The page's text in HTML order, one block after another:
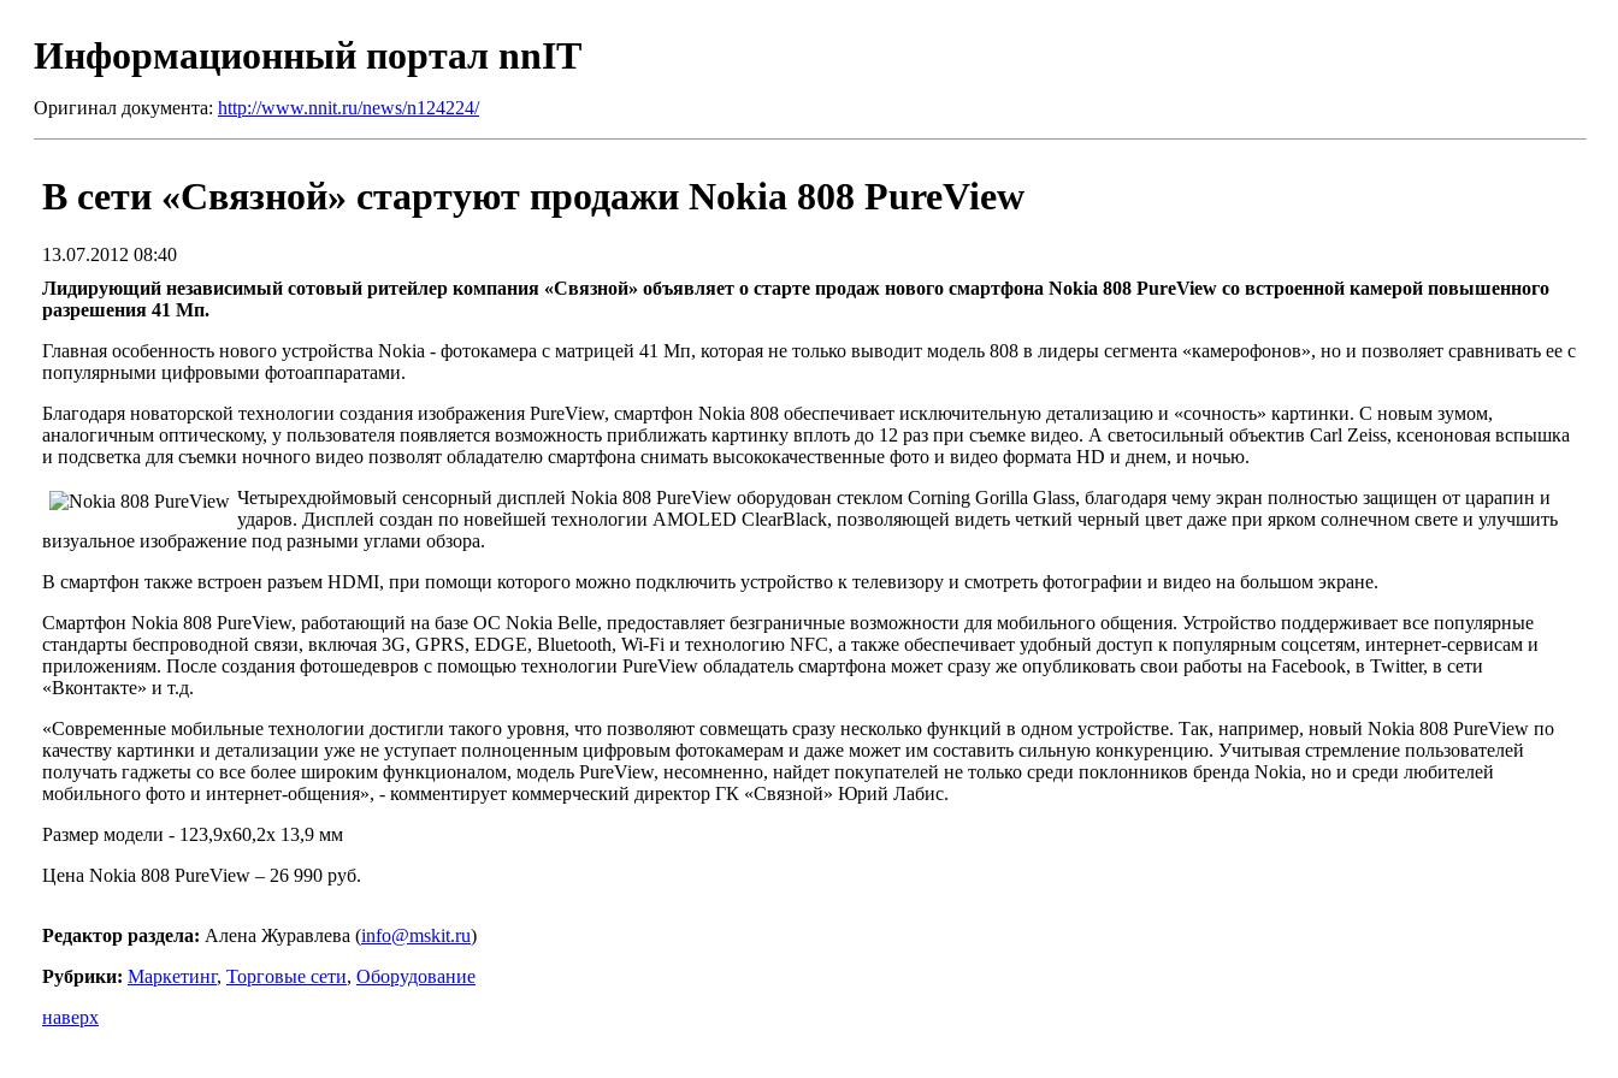
Информационный портал nnIT
Оригинал документа: http://www.nnit.ru/news/n124224/
В сети «Связной» стартуют продажи Nokia 808 PureView
13.07.2012 08:40
Лидирующий независимый сотовый ритейлер компания «Связной» объявляет о старте продаж нового смартфона Nokia 808 PureView со встроенной камерой повышенного
разрешения 41 Мп.
Главная особенность нового устройства Nokia - фотокамера с матрицей 41 Мп, которая не только выводит модель 808 в лидеры сегмента «камерофонов», но и позволяет сравнивать ее с
популярными цифровыми фотоаппаратами.
Благодаря новаторской технологии создания изображения PureView, смартфон Nokia 808 обеспечивает исключительную детализацию и «сочность» картинки. С новым зумом,
аналогичным оптическому, у пользователя появляется возможность приближать картинку вплоть до 12 раз при съемке видео. А светосильный объектив Carl Zeiss, ксеноновая вспышка
и подсветка для съемки ночного видео позволят обладателю смартфона снимать высококачественные фото и видео формата HD и днем, и ночью.
Четырехдюймовый сенсорный дисплей Nokia 808 PureView оборудован стеклом Corning Gorilla Glass, благодаря чему экран полностью защищен от царапин и
ударов. Дисплей создан по новейшей технологии AMOLED ClearBlack, позволяющей видеть четкий черный цвет даже при ярком солнечном свете и улучшить
визуальное изображение под разными углами обзора.
В смартфон также встроен разъем HDMI, при помощи которого можно подключить устройство к телевизору и смотреть фотографии и видео на большом экране.
Смартфон Nokia 808 PureView, работающий на базе ОС Nokia Belle, предоставляет безграничные возможности для мобильного общения. Устройство поддерживает все популярные
стандарты беспроводной связи, включая 3G, GPRS, EDGE, Bluetooth, Wi-Fi и технологию NFC, а также обеспечивает удобный доступ к популярным соцсетям, интернет-сервисам и
приложениям. После создания фотошедевров с помощью технологии PureView обладатель смартфона может сразу же опубликовать свои работы на Facebook, в Twitter, в сети
«Вконтакте» и т.д.
«Современные мобильные технологии достигли такого уровня, что позволяют совмещать сразу несколько функций в одном устройстве. Так, например, новый Nokia 808 PureView по
качеству картинки и детализации уже не уступает полноценным цифровым фотокамерам и даже может им составить сильную конкуренцию. Учитывая стремление пользователей
получать гаджеты со все более широким функционалом, модель PureView, несомненно, найдет покупателей не только среди поклонников бренда Nokia, но и среди любителей
мобильного фото и интернет-общения», - комментирует коммерческий директор ГК «Связной» Юрий Лабис.
Размер модели - 123,9х60,2х 13,9 мм
Цена Nokia 808 PureView – 26 990 руб.
Редактор раздела: Алена Журавлева (info@mskit.ru)
Рубрики: Маркетинг, Торговые сети, Оборудование
наверх